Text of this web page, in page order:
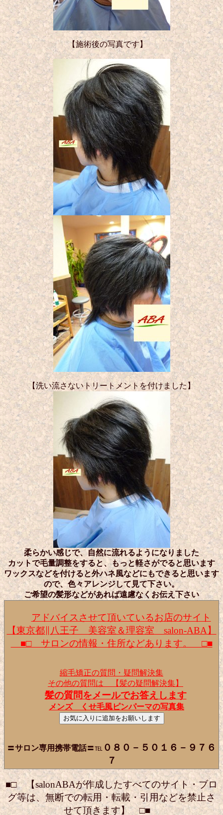
【施術後の写真です】
【洗い流さないトリートメントを付けました】
柔らかい感じで、自然に流れるようになりました
カットで毛量調整をすると、もっと軽さがでると思います
ワックスなどを付けると外ハネ風などにもできると思います
ので、色々アレンジして見て下さい。
ご希望の髪形などがあれば遠慮なくお伝え下さい
アドバイスさせて頂いているお店のサイト
【東京都∥八王子 美容室＆理容室 salon-ABA】
■□ サロンの情報・住所などあります。 □■
縮毛矯正の質問・疑問解決集
その他の質問は 【髪の疑問解決集】
髪の質問をメールでお答えします
メンズ くせ毛風ピンパーマの写真集
〓サロン専用携帯電話〓℡ ０８０－５０１６－９７６
７
■□ 【salonABAが作成したすべてのサイト・ブロ
グ等は、無断での転用・転載・引用などを禁止さ
せて頂きます】 □■